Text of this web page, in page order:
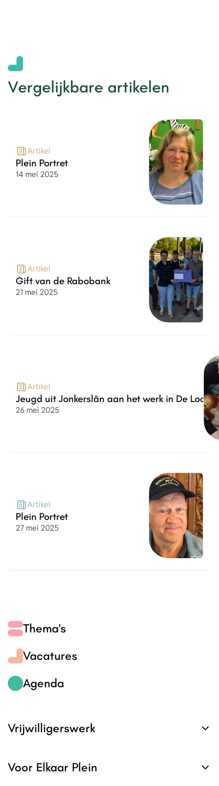
Vergelijkbare artikelen
Artikel
Plein Portret
Datum
14 mei 2025
Artikel
Gift van de Rabobank
Datum
21 mei 2025
Artikel
Jeugd uit Jonkerslân aan het werk in De Loods
Datum
26 mei 2025
Artikel
Plein Portret
Datum
27 mei 2025
Thema's
Vacatures
Agenda
Vrijwilligerswerk
Voor Elkaar Plein